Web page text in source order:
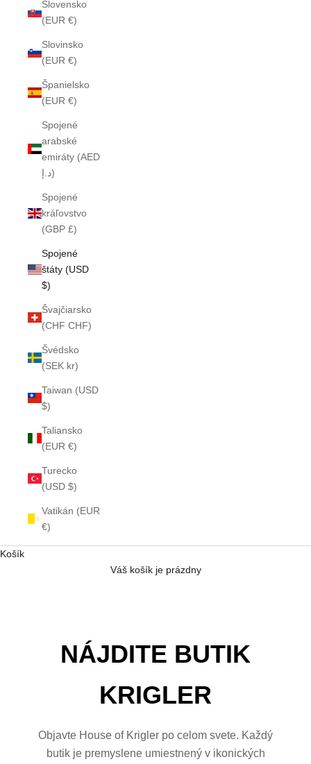
Slovensko
(EUR €)
Slovinsko
(EUR €)
Španielsko
(EUR €)
Spojené
arabské
emiráty (AED
د.إ)
Spojené
kráľovstvo
(GBP £)
Spojené
štáty (USD
$)
Švajčiarsko
(CHF CHF)
Švédsko
(SEK kr)
Taiwan (USD
$)
Taliansko
(EUR €)
Turecko
(USD $)
Vatikán (EUR
€)
Košík
Váš košík je prázdny
NÁJDITE BUTIK
KRIGLER
Objavte House of Krigler po celom svete. Každý
butik je premyslene umiestnený v ikonických